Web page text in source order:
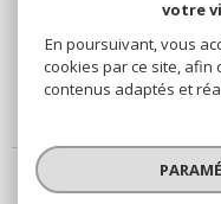
votre
En poursuivant, vous
cookies par ce site, afin
contenus adaptés et